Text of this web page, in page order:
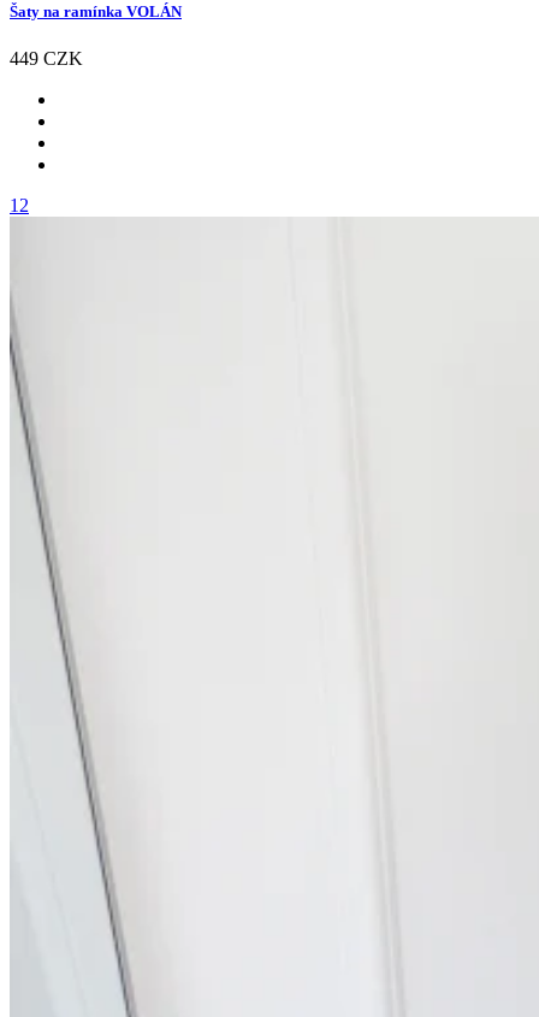
Šaty na ramínka VOLÁN
449 CZK
12